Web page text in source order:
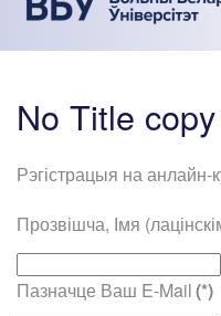
No Title
Рэгістрацыя на
Прозвішча, Імя
Пазначце Ваш E-Mail(*)